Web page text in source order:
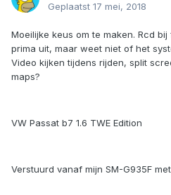
Geplaatst 17 mei, 2018
Moeilijke keus om te maken. Rcd
prima uit, maar weet niet of het
Video kijken tijdens rijden, split
maps?
VW Passat b7 1.6 TWE Edition
Verstuurd vanaf mijn SM-G935F